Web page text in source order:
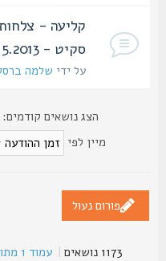
סקיט - 10.5.2013
על ידישלמה ברסלר» 12 מאי 2013, 08:44
הצג נושאים קודמים:
מיין לפי
פורום נעול
| עמוד1מתוך47